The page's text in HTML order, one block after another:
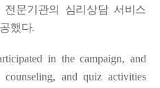
문기관의 심리상담 서비스
했다.
in the campaign, and
counseling, and quiz activities